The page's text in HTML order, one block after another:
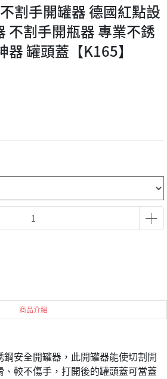
割手開罐器 德國紅點設
不割手開瓶器 專業不銹
罐頭蓋【K165】
商品介紹
鋼安全開罐器，此開罐器能使切割開
、較不傷手，打開後的罐頭蓋可當蓋